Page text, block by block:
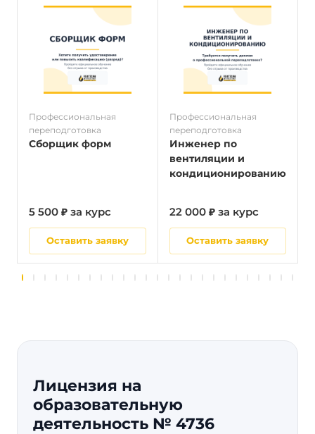
Профессиональная
переподготовка
Сборщик форм
5 500 ₽ за курс
Оставить заявку
Профессиональная
переподготовка
Инженер по
вентиляции и
кондиционированию
22 000 ₽ за курс
Оставить заявку
Лицензия на
образовательную
деятельность № 4736